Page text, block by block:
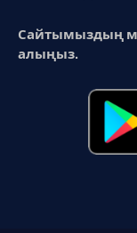
Сайтымыздың
алыңыз.